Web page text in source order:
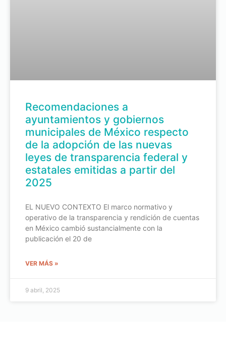
Recomendaciones a
ayuntamientos y gobiernos
municipales de México respecto
de la adopción de las nuevas
leyes de transparencia federal y
estatales emitidas a partir del
2025
EL NUEVO CONTEXTO El marco normativo y
operativo de la transparencia y rendición de cuentas
en México cambió sustancialmente con la
publicación el 20 de
VER MÁS »
9 abril, 2025